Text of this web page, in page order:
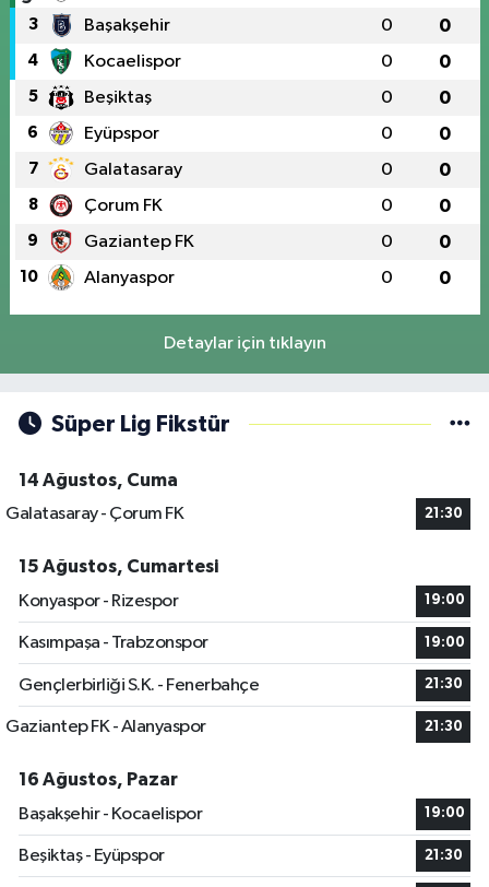
3 Başakşehir 0 0
4 Kocaelispor 0 0
5 Beşiktaş 0 0
6 Eyüpspor 0 0
7 Galatasaray 0 0
8 Çorum FK 0 0
9 Gaziantep FK 0 0
10 Alanyaspor 0 0
Detaylar için tıklayın
Süper Lig Fikstür
14 Ağustos, Cuma
Galatasaray - Çorum FK
21:30
15 Ağustos, Cumartesi
Konyaspor - Rizespor
19:00
Kasımpaşa - Trabzonspor 19:00
Gençlerbirliği S.K. - Fenerbahçe 21:30
Gaziantep FK - Alanyaspor 21:30
16 Ağustos, Pazar
Başakşehir - Kocaelispor
19:00
Beşiktaş - Eyüpspor 21:30